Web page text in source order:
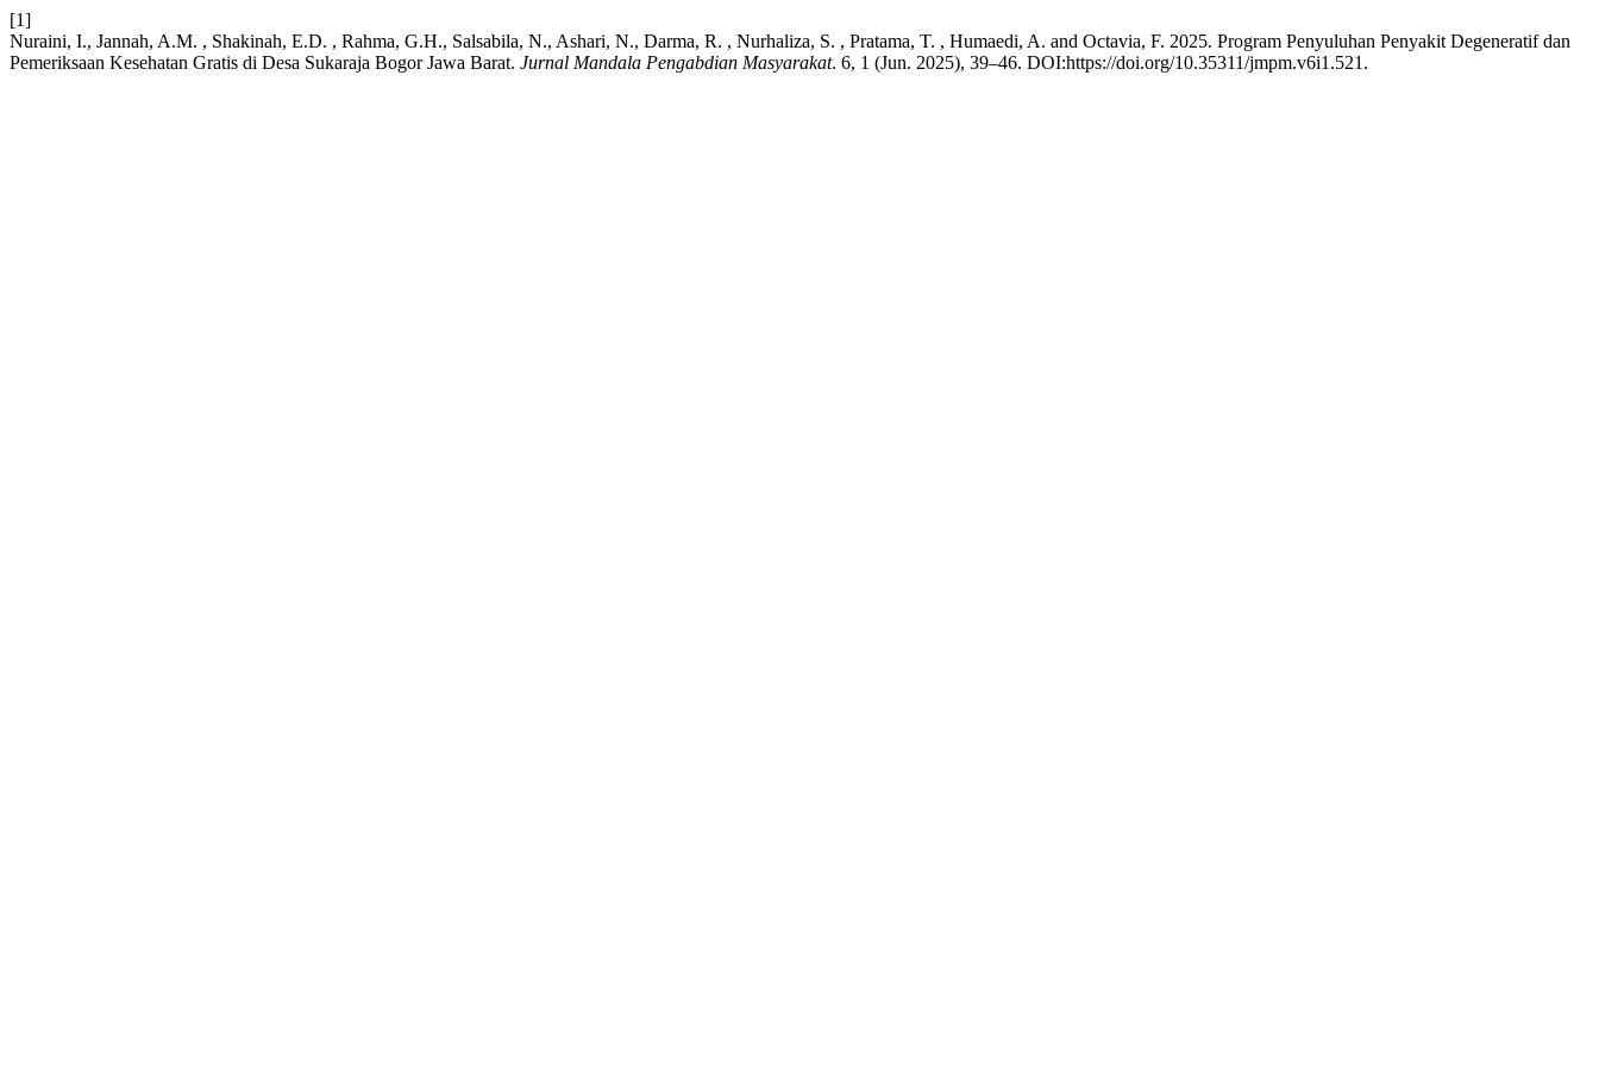
[1]
Nuraini, I., Jannah, A.M. , Shakinah, E.D. , Rahma, G.H., Salsabila, N., Ashari, N., Darma, R. , Nurhaliza, S. , Pratama, T. , Humaedi, A. and Octavia, F. 2025. Program Penyuluhan Penyakit Degeneratif dan
Pemeriksaan Kesehatan Gratis di Desa Sukaraja Bogor Jawa Barat. Jurnal Mandala Pengabdian Masyarakat. 6, 1 (Jun. 2025), 39–46. DOI:https://doi.org/10.35311/jmpm.v6i1.521.